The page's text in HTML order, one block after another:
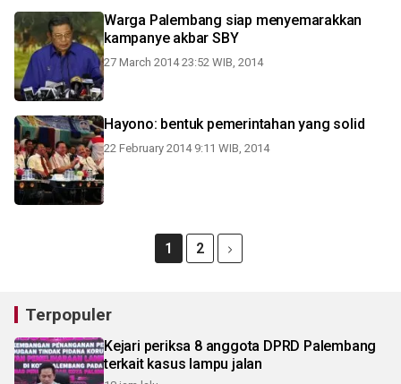
Warga Palembang siap menyemarakkan
kampanye akbar SBY
27 March 2014 23:52 WIB, 2014
Hayono: bentuk pemerintahan yang solid
22 February 2014 9:11 WIB, 2014
1 2
Terpopuler
Kejari periksa 8 anggota DPRD Palembang
terkait kasus lampu jalan